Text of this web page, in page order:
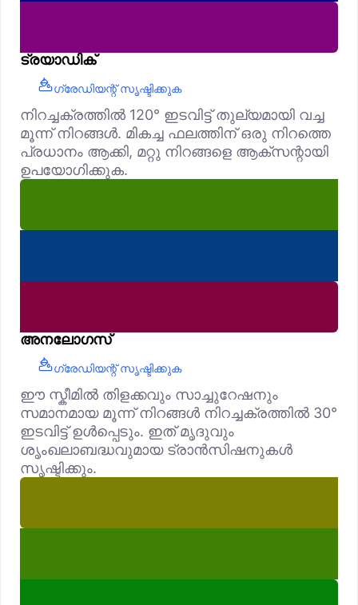
ട്രയാഡിക്
ഗ്രേഡിയന്റ് സൃഷ്ടിക്കുക
നിറച്ചക്രത്തിൽ 120° ഇടവിട്ട് തുല്യമായി വച്ച
മൂന്ന് നിറങ്ങൾ. മികച്ച ഫലത്തിന് ഒരു നിറത്തെ
പ്രധാനം ആക്കി, മറ്റു നിറങ്ങളെ ആക്‌സന്റായി
ഉപയോഗിക്കുക.
അനലോഗസ്
ഗ്രേഡിയന്റ് സൃഷ്ടിക്കുക
ഈ സ്കീമിൽ തിളക്കവും സാച്ചുറേഷനും
സമാനമായ മൂന്ന് നിറങ്ങൾ നിറച്ചക്രത്തിൽ 30°
ഇടവിട്ട് ഉൾപ്പെടും. ഇത് മൃദുവും
ശൃംഖലാബദ്ധവുമായ ട്രാൻസിഷനുകൾ
സൃഷ്ടിക്കും.